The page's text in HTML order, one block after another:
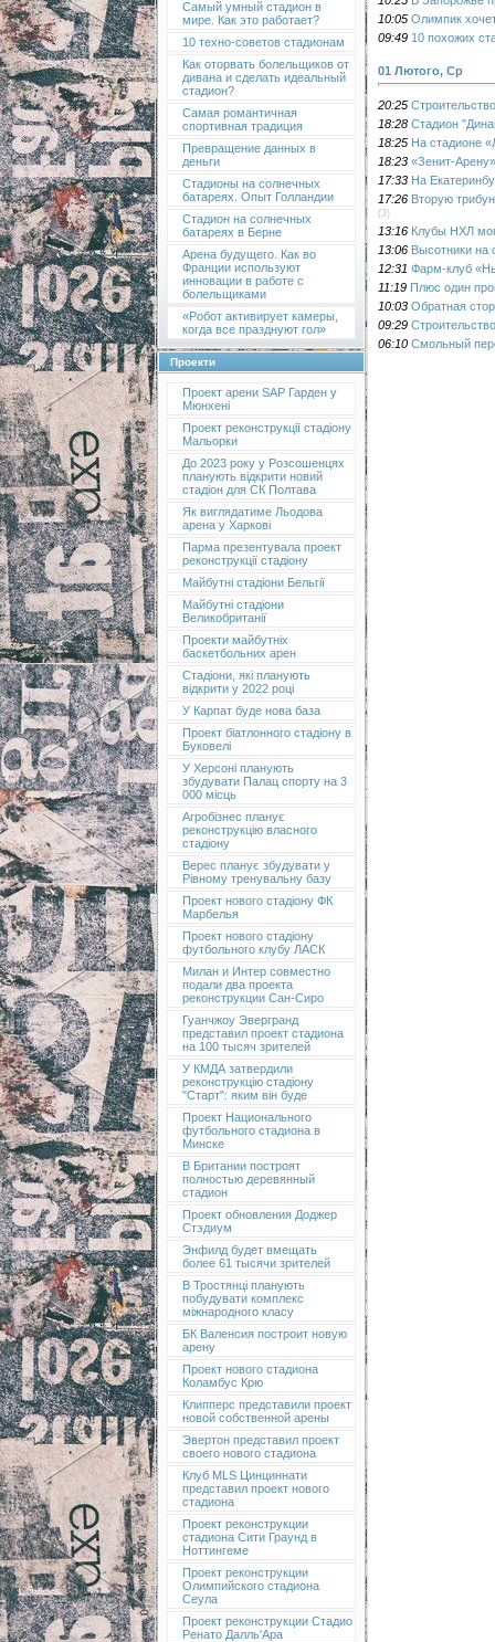
Самый умный стадион в
мире. Как это работает?
10 техно-советов стадионам
Как оторвать болельщиков от
дивана и сделать идеальный
стадион?
Самая романтичная
спортивная традиция
Превращение данных в
деньги
Стадионы на солнечных
батареях. Опыт Голландии
Стадион на солнечных
батареях в Берне
Арена будущего. Как во
Франции используют
инновации в работе с
болельщиками
«Робот активирует камеры,
когда все празднуют гол»
Проекти
Проект арени SAP Гарден у
Мюнхені
Проект реконструкції стадіону
Мальорки
До 2023 року у Розсошенцях
планують відкрити новий
стадіон для СК Полтава
Як виглядатиме Льодова
арена у Харкові
Парма презентувала проект
реконструкції стадіону
Майбутні стадіони Бельгії
Майбутні стадіони
Великобританії
Проекти майбутніх
баскетбольних арен
Стадіони, які планують
відкрити у 2022 році
У Карпат буде нова база
Проект біатлонного стадіону в
Буковелі
У Херсоні планують
збудувати Палац спорту на 3
000 місць
Агробізнес планує
реконструкцію власного
стадіону
Верес планує збудувати у
Рівному тренувальну базу
Проект нового стадіону ФК
Марбелья
Проект нового стадіону
футбольного клубу ЛАСК
Милан и Интер совместно
подали два проекта
реконструкции Сан-Сиро
Гуанчжоу Эвергранд
представил проект стадиона
на 100 тысяч зрителей
У КМДА затвердили
реконструкцію стадіону
"Старт": яким він буде
Проект Национального
футбольного стадиона в
Минске
В Британии построят
полностью деревянный
стадион
Проект обновления Доджер
Стэдиум
Энфилд будет вмещать
более 61 тысячи зрителей
В Тростянці планують
побудувати комплекс
міжнародного класу
БК Валенсия построит новую
арену
Проект нового стадиона
Коламбус Крю
Клипперс представили проект
новой собственной арены
Эвертон представил проект
своего нового стадиона
Клуб MLS Цинциннати
представил проект нового
стадиона
Проект реконструкции
стадиона Сити Граунд в
Ноттингеме
Проект реконструкции
Олимпийского стадиона
Сеула
Проект реконструкции Стадио
Ренато Далль'Ара
10:05 Олимпик
09:49 10 похожих
01 Лютого, Ср
20:25
18:28 Стадион
18:25 На стадионе
18:23 «Зенит-
17:33 На
17:26 Вторую
(3)
13:16 Клубы НХЛ
13:06 Высотники на
12:31 Фарм-клуб
11:19 Плюс один
10:03 Обратная
09:29
06:10 Смольный